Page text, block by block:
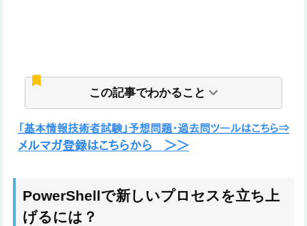
この記事でわかること
PowerShellで新しいプロセスを立ち上
げるには？